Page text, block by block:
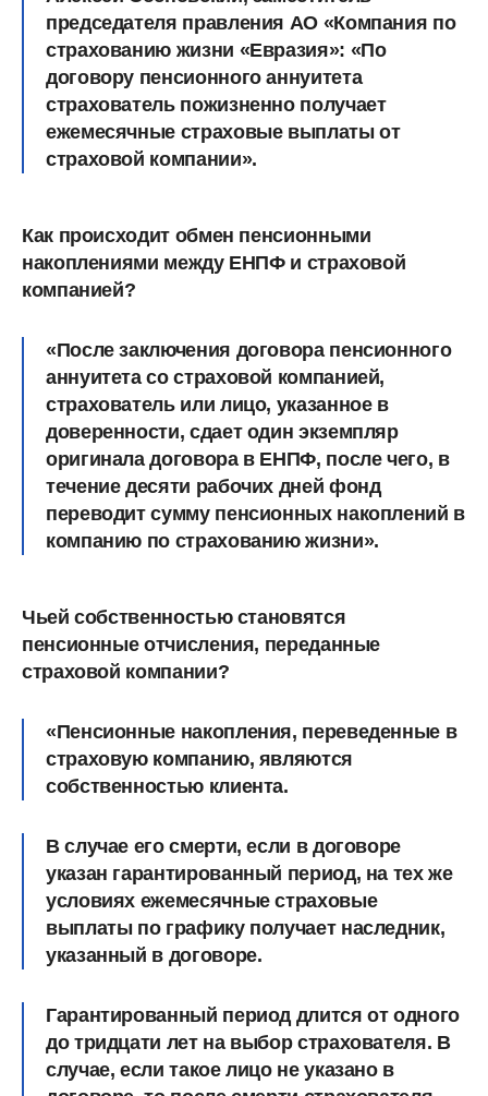
председателя правления АО «Компания по
страхованию жизни «Евразия»: «По
договору пенсионного аннуитета
страхователь пожизненно получает
ежемесячные страховые выплаты от
страховой компании».
Как происходит обмен пенсионными
накоплениями между ЕНПФ и страховой
компанией?
«После заключения договора пенсионного
аннуитета со страховой компанией,
страхователь или лицо, указанное в
доверенности, сдает один экземпляр
оригинала договора в ЕНПФ, после чего, в
течение десяти рабочих дней фонд
переводит сумму пенсионных накоплений в
компанию по страхованию жизни».
Чьей собственностью становятся
пенсионные отчисления, переданные
страховой компании?
«Пенсионные накопления, переведенные в
страховую компанию, являются
собственностью клиента.
В случае его смерти, если в договоре
указан гарантированный период, на тех же
условиях ежемесячные страховые
выплаты по графику получает наследник,
указанный в договоре.
Гарантированный период длится от одного
до тридцати лет на выбор страхователя. В
случае, если такое лицо не указано в